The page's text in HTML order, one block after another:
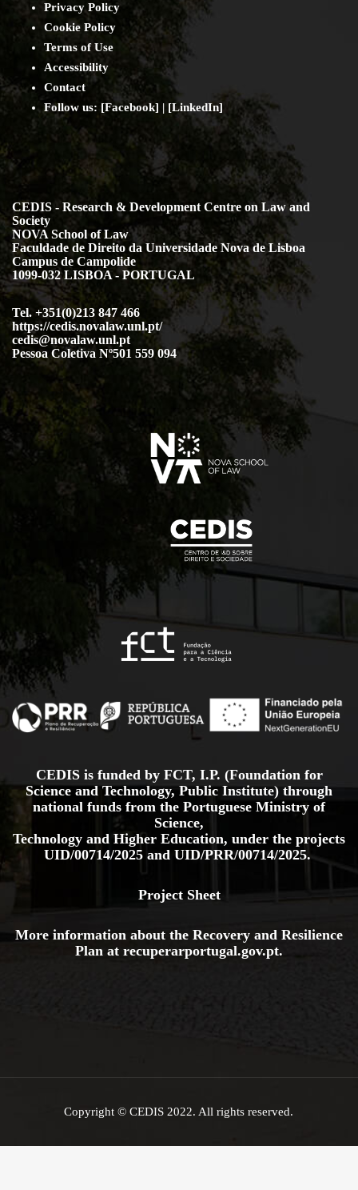
Privacy Policy
Cookie Policy
Terms of Use
Accessibility
Contact
Follow us: [Facebook] | [LinkedIn]
CEDIS - Research & Development Centre on Law and
Society
NOVA School of Law
Faculdade de Direito da Universidade Nova de Lisboa
Campus de Campolide
1099-032 LISBOA - PORTUGAL
Tel. +351(0)213 847 466
https://cedis.novalaw.unl.pt/
cedis@novalaw.unl.pt
Pessoa Coletiva Nº501 559 094
CEDIS is funded by FCT, I.P. (Foundation for
Science and Technology, Public Institute) through
national funds from the Portuguese Ministry of
Science,
Technology and Higher Education, under the projects
UID/00714/2025 and UID/PRR/00714/2025.
Project Sheet
More information about the Recovery and Resilience
Plan at recuperarportugal.gov.pt.
Copyright © CEDIS 2022. All rights reserved.